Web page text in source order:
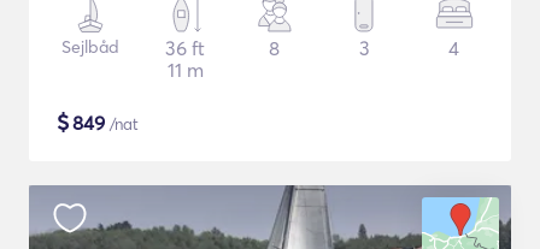
Sejlbåd
36 ft
11 m
8 3 4
$849 /nat